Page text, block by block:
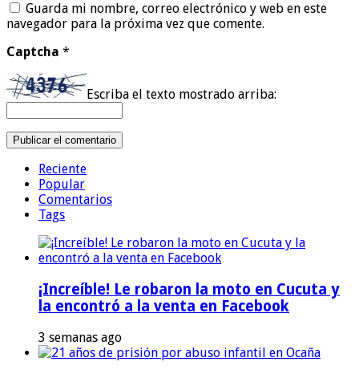
Guarda mi nombre, correo electrónico y web en este
navegador para la próxima vez que comente.
Captcha *
Escriba el texto mostrado arriba:
Reciente
Popular
Comentarios
Tags
¡Increíble! Le robaron la moto en Cucuta y
la encontró a la venta en Facebook
3 semanas ago